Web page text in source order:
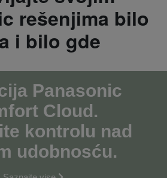
rešenjima bilo
i bilo gde
Panasonic
Cloud.
kontrolu nad
udobnosću.